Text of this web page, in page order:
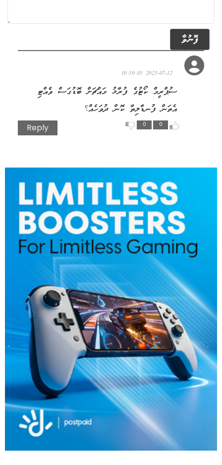
ފޮނުވާ
2025-07-12 10:39:10
ސުޕްރީމް ކޯޓުގެެ ފުރާޅު މައްޗަށް ބޮޑުގަސް ވެެއްޓި
އެތަން ފުނޑާލިތާ ކޮން ދުވަހެއް؟
Reply 0
0